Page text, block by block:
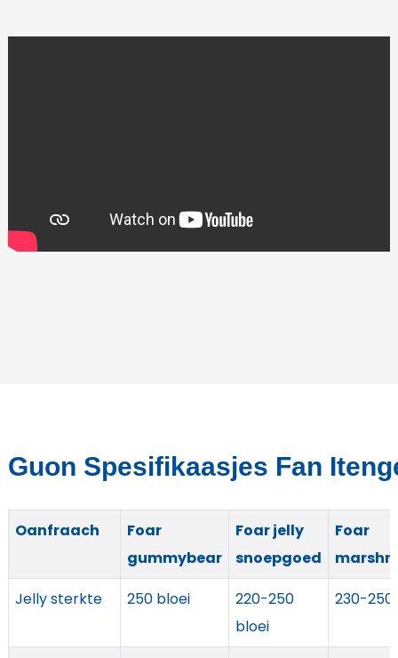
Guon Spesifikaasjes Fan
Oanfraach
Foar
gummybear
Foar jelly
snoepgoed
Foar
Jelly sterkte
250 bloei
220-250
bloei
230-250